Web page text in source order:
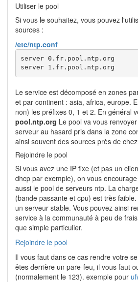
Utiliser le pool
Si vous le souhaitez, vous pouvez
sources :
/etc/ntp.conf
server 0 .fr.pool.ntp.org
server 1 .fr.pool.ntp.org
Le service est décomposé en zones
et par continent : asia, africa, europe.
non) les préfixes 0, 1 et 2. En général
pool.ntp.org Le pool va vous
serveur au hasard pris dans la zone
ainsi souvent des sources près de
Rejoindre le pool
Si vous avez une IP fixe (et pas un
dhcp par exemple), on vous
aussi le pool de serveurs ntp. La
(bande passante et cpu) est très
un serveur stable. Vous pouvez ainsi
service à la communauté à peu de
que simple particulier.
Rejoindre le pool
Il vous faut dans ce cas rendre votre
êtes derrière un pare-feu, il vous faut
(normalement le 123). exemple pour